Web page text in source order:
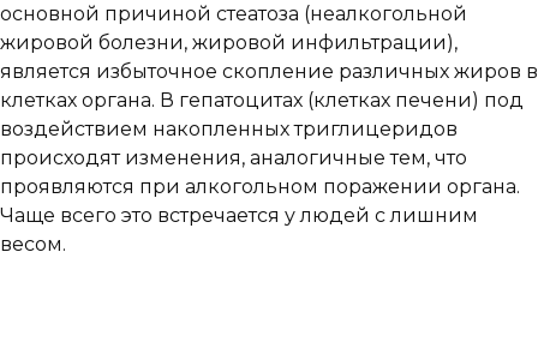
основной причиной стеатоза (неалкогольной
жировой болезни, жировой инфильтрации),
является избыточное скопление различных жиров в
клетках органа. В гепатоцитах (клетках печени) под
воздействием накопленных триглицеридов
происходят изменения, аналогичные тем, что
проявляются при алкогольном поражении органа.
Чаще всего это встречается у людей с лишним
весом.